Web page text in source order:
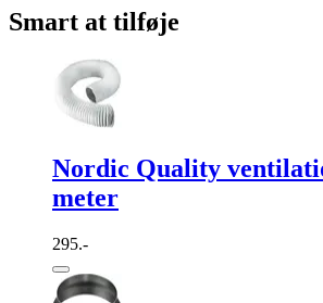
Smart at tilføje
Nordic Quality
meter
295.-